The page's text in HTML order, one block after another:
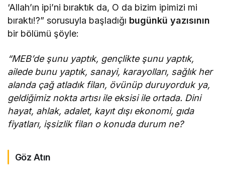
‘Allah’ın ipi’ni bıraktık da, O da bizim ipimizi mi
bıraktı!?” sorusuyla başladığı bugünkü yazısının
bir bölümü şöyle:
“MEB’de şunu yaptık, gençlikte şunu yaptık,
ailede bunu yaptık, sanayi, karayolları, sağlık her
alanda çağ atladık filan, övünüp duruyorduk ya,
geldiğimiz nokta artısı ile eksisi ile ortada. Dini
hayat, ahlak, adalet, kayıt dışı ekonomi, gıda
fiyatları, işsizlik filan o konuda durum ne?
Göz Atın